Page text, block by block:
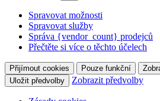
Spravovat možnosti
Spravovat služby
Správa {vendor_count} prodejců
Přečtěte si více o těchto účelech
Přijímout cookies Pouze funkční
Uložit předvolby
Zobrazit předvolby